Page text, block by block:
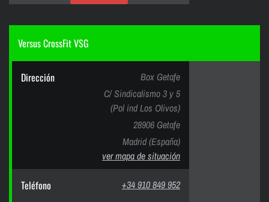
Versus CrossFit VSG
Dirección
Box Getafe
C/ Sindicalismo 3 y 5
(Pol ind Los Olivos)
28906 Getafe
Madrid (España)
ver mapa de situación
Teléfono +34 910 849 952